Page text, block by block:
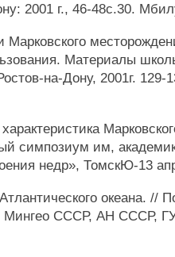
2001 г., 46-48с.30.
Марковского
Материалы
на-Дону, 2001г. 129-
симпозиум им,
недр», ТомскЮ-13
океана. //
СССР, АН СССР,